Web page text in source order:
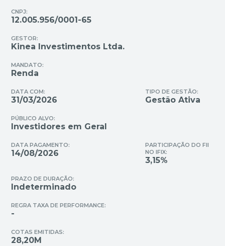
DATA COM:
31/03/2026
GESTOR:
Kinea Investimentos Ltda.
CNPJ:
12.005.956/0001-65
MANDATO:
Renda
TIPO DE GESTÃO:
Gestão Ativa
PÚBLICO ALVO:
Investidores em Geral
DATA PAGAMENTO:
14/08/2026
PARTICIPAÇÃO DO FII
NO IFIX:
3,15%
PRAZO DE DURAÇÃO:
Indeterminado
REGRA TAXA DE PERFORMANCE:
-
COTAS EMITIDAS:
28,20M